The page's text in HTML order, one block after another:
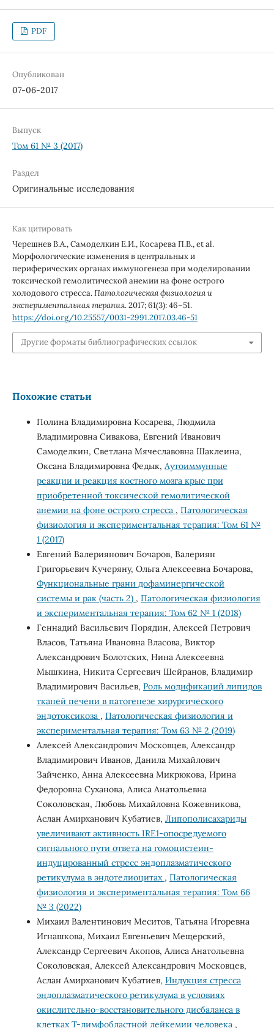
PDF
Опубликован
07-06-2017
Выпуск
Том 61 № 3 (2017)
Раздел
Оригинальные исследования
Как цитировать
Черешнев В.А., Самоделкин Е.И., Косарева П.В., et al.
Морфологические изменения в центральных и
периферических органах иммуногенеза при моделировании
токсической гемолитической анемии на фоне острого
холодового стресса.Патологическая физиология и
экспериментальная терапия. 2017; 61(3): 46–51.
https://doi.org/10.25557/0031-2991.2017.03.46-51
Другие форматы библиографических ссылок
Похожие статьи
Полина Владимировна Косарева, Людмила
Владимировна Сивакова, Евгений Иванович
Самоделкин, Светлана Мячеславовна Шаклеина,
Оксана Владимировна Федык, Аутоиммунные
реакции и реакция костного мозга крыс при
приобретенной токсической гемолитической
анемии на фоне острого стресса , Патологическая
физиология и экспериментальная терапия: Том 61 №
1 (2017)
Евгений Валериянович Бочаров, Валериян
Григорьевич Кучеряну, Ольга Алексеевна Бочарова,
Функциональные грани дофаминергической
системы и рак (часть 2) , Патологическая физиология
и экспериментальная терапия: Том 62 № 1 (2018)
Геннадий Васильевич Порядин, Алексей Петрович
Власов, Татьяна Ивановна Власова, Виктор
Александрович Болотских, Нина Алексеевна
Мышкина, Никита Сергеевич Шейранов, Владимир
Владимирович Васильев, Роль модификаций липидов
тканей печени в патогенезе хирургического
эндотоксикоза , Патологическая физиология и
экспериментальная терапия: Том 63 № 2 (2019)
Алексей Александрович Московцев, Александр
Владимирович Иванов, Данила Михайлович
Зайченко, Анна Алексеевна Микрюкова, Ирина
Федоровна Суханова, Алиса Анатольевна
Соколовская, Любовь Михайловна Кожевникова,
Аслан Амирханович Кубатиев, Липополисахариды
увеличивают активность IRE1-опосредуемого
сигнального пути ответа на гомоцистеин-
индуцированный стресс эндоплазматического
ретикулума в эндотелиоцитах , Патологическая
физиология и экспериментальная терапия: Том 66
№ 3 (2022)
Михаил Валентинович Меситов, Татьяна Игоревна
Игнашкова, Михаил Евгеньевич Мещерский,
Александр Сергеевич Акопов, Алиса Анатольевна
Соколовская, Алексей Александрович Московцев,
Аслан Амирханович Кубатиев, Индукция стресса
эндоплазматического ретикулума в условиях
окислительно-восстановительного дисбаланса в
клетках Т-лимфобластной лейкемии человека ,